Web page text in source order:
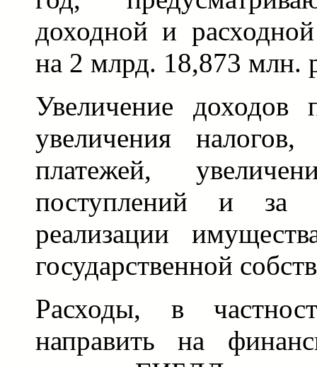
доходной и
на 2 млрд. 18,873 млн.
Увеличение доходов
увеличения
платежей,
поступлений и за
реализации
государственной
Расходы, в
направить на